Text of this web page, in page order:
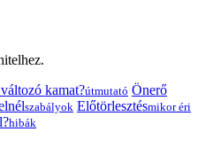
kamat?útmutató Önerő
szabályok Előtörlesztésmikor éri
hibák